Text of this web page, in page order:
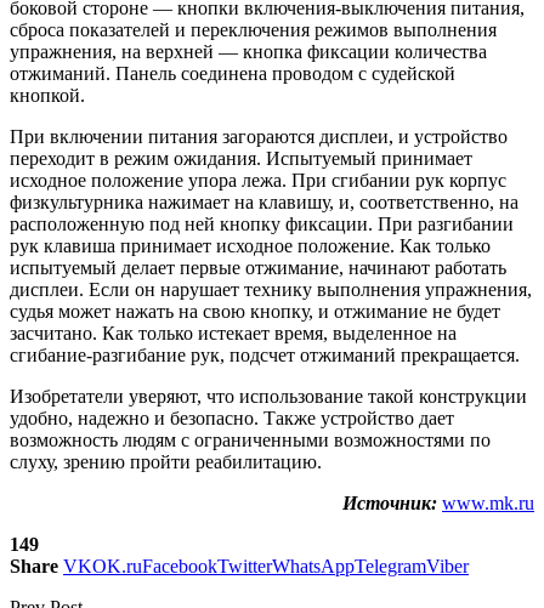
боковой стороне — кнопки включения-выключения питания,
сброса показателей и переключения режимов выполнения
упражнения, на верхней — кнопка фиксации количества
отжиманий. Панель соединена проводом с судейской
кнопкой.
При включении питания загораются дисплеи, и устройство
переходит в режим ожидания. Испытуемый принимает
исходное положение упора лежа. При сгибании рук корпус
физкультурника нажимает на клавишу, и, соответственно, на
расположенную под ней кнопку фиксации. При разгибании
рук клавиша принимает исходное положение. Как только
испытуемый делает первые отжимание, начинают работать
дисплеи. Если он нарушает технику выполнения упражнения,
судья может нажать на свою кнопку, и отжимание не будет
засчитано. Как только истекает время, выделенное на
сгибание-разгибание рук, подсчет отжиманий прекращается.
Изобретатели уверяют, что использование такой конструкции
удобно, надежно и безопасно. Также устройство дает
возможность людям с ограниченными возможностями по
слуху, зрению пройти реабилитацию.
Источник: www.mk.ru
149
Share VKOK.ruFacebookTwitterWhatsAppTelegramViber